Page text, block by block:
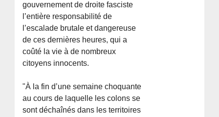
gouvernement de droite fasciste
l’entière responsabilité de
l’escalade brutale et dangereuse
de ces dernières heures, qui a
coûté la vie à de nombreux
citoyens innocents.
"À la fin d’une semaine choquante
au cours de laquelle les colons se
sont déchaînés dans les territoires